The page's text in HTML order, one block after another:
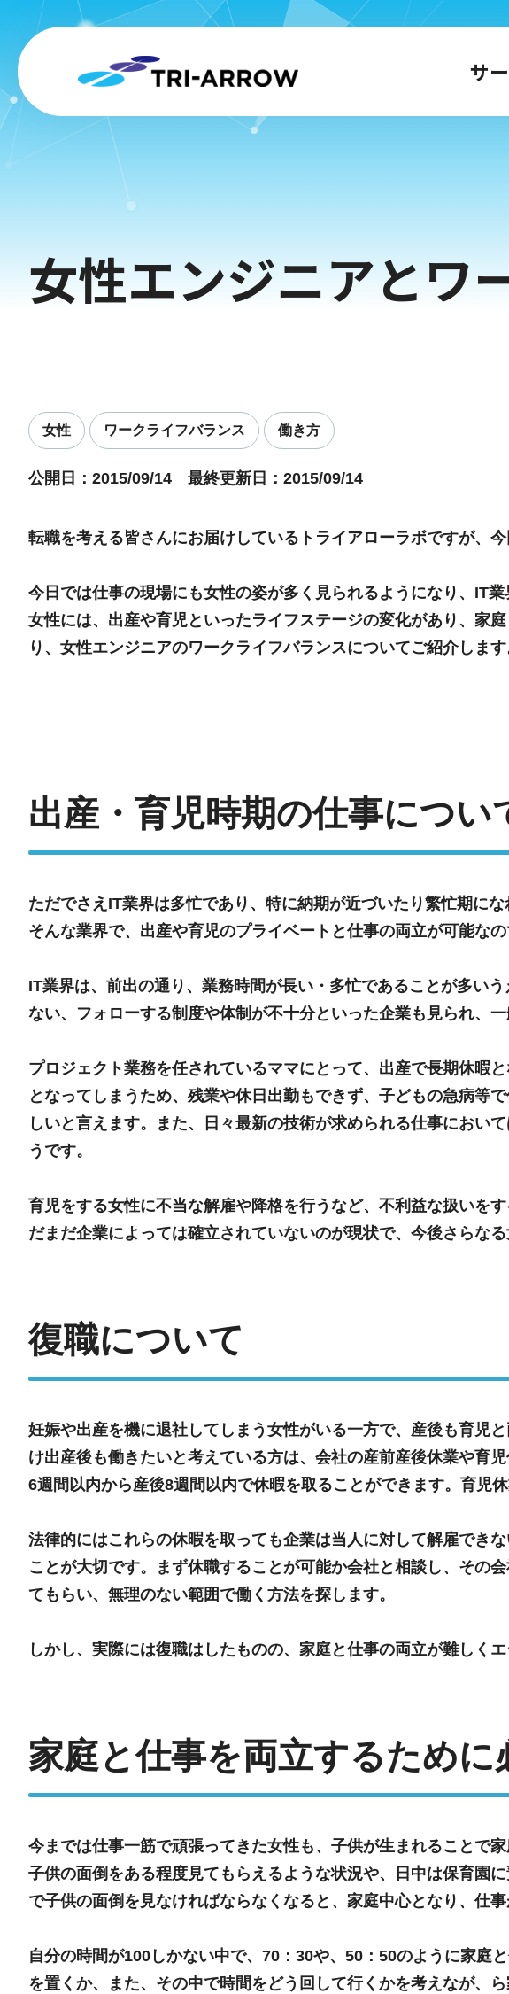
サ
女性エンジニアとワ
女性 ワークライフバランス 働き方
公開日：2015/09/14 最終更新日：2015/09/14
転職を考える皆さんにお届けしているトライアローラボですが、
今日では仕事の現場にも女性の姿が多く見られるようになり、IT
女性には、出産や育児といったライフステージの変化があり、家
り、女性エンジニアのワークライフバランスについてご紹介します
出産・育児時期の仕事につい
ただでさえIT業界は多忙であり、特に納期が近づいたり繁忙期に
そんな業界で、出産や育児のプライベートと仕事の両立が可能なの
IT業界は、前出の通り、業務時間が長い・多忙であることが多い
ない、フォローする制度や体制が不十分といった企業も見られ、
プロジェクト業務を任されているママにとって、出産で長期休暇
となってしまうため、残業や休日出勤もできず、子どもの急病等
しいと言えます。また、日々最新の技術が求められる仕事におい
うです。
育児をする女性に不当な解雇や降格を行うなど、不利益な扱いを
だまだ企業によっては確立されていないのが現状で、今後さらな
復職について
妊娠や出産を機に退社してしまう女性がいる一方で、産後も育児
け出産後も働きたいと考えている方は、会社の産前産後休業や育
6週間以内から産後8週間以内で休暇を取ることができます。育児
法律的にはこれらの休暇を取っても企業は当人に対して解雇でき
ことが大切です。まず休職することが可能か会社と相談し、その
てもらい、無理のない範囲で働く方法を探します。
しかし、実際には復職はしたものの、家庭と仕事の両立が難しく
家庭と仕事を両立するために
今までは仕事一筋で頑張ってきた女性も、子供が生まれることで
子供の面倒をある程度見てもらえるような状況や、日中は保育園
で子供の面倒を見なければならなくなると、家庭中心となり、仕
自分の時間が100しかない中で、70：30や、50：50のように家庭
を置くか、また、その中で時間をどう回して行くかを考えなが、